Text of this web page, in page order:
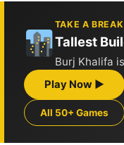
TAKE A
Tallest
Burj Khalifa
Play Now ▶
All 50+ Games